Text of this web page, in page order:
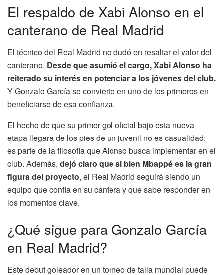
El respaldo de Xabi Alonso en el
canterano de Real Madrid
El técnico del Real Madrid no dudó en resaltar el valor del
canterano. Desde que asumió el cargo, Xabi Alonso ha
reiterado su interés en potenciar a los jóvenes del club.
Y Gonzalo García se convierte en uno de los primeros en
beneficiarse de esa confianza.
El hecho de que su primer gol oficial bajo esta nueva
etapa llegara de los pies de un juvenil no es casualidad:
es parte de la filosofía que Alonso busca implementar en el
club. Además, dejó claro que si bien Mbappé es la gran
figura del proyecto, el Real Madrid seguirá siendo un
equipo que confía en su cantera y que sabe responder en
los momentos clave.
¿Qué sigue para Gonzalo García
en Real Madrid?
Este debut goleador en un torneo de talla mundial puede